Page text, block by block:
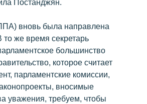
Постанджян.
вновь была направлена
же время секретарь
большинство
которое считает
парламентские комиссии,
вносимые
уважения, требуем, чтобы